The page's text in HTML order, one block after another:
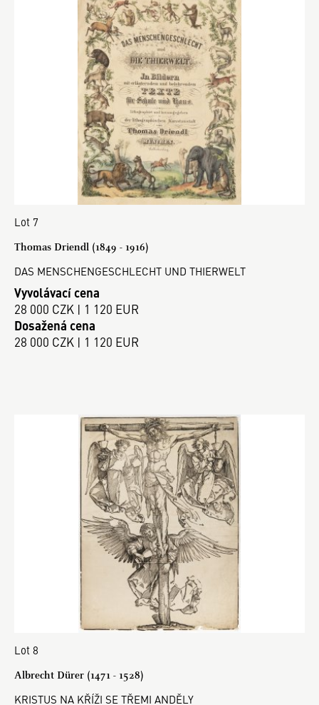
Lot 7
Thomas Driendl (1849 - 1916)
DAS MENSCHENGESCHLECHT UND THIERWELT
Vyvolávací cena
28 000 CZK | 1 120 EUR
Dosažená cena
28 000 CZK | 1 120 EUR
Lot 8
Albrecht Dürer (1471 - 1528)
KRISTUS NA KŘÍŽI SE TŘEMI ANDĚLY